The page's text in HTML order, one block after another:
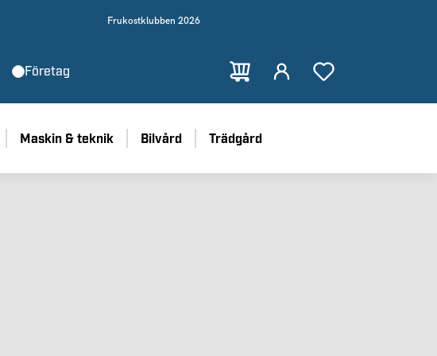
Frukostklubben 2026
Företag
Maskin & teknik Bilvård Trädgård